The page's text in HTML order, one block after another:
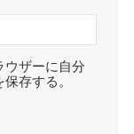
ウザーに自分
存する。